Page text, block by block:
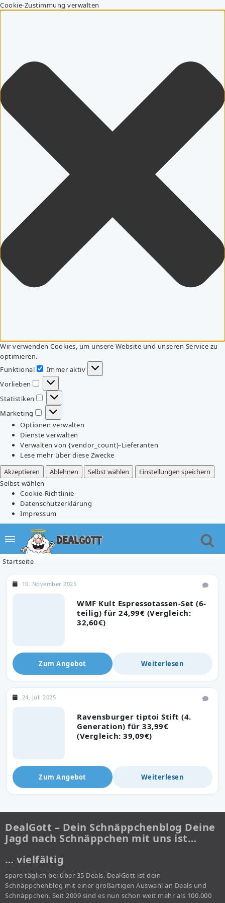
Cookie-Zustimmung verwalten
Wir verwenden Cookies, um unsere Website und unseren Service zu
optimieren.
Funktional
Funktional
Immer aktiv
Vorlieben
Vorlieben
Statistiken
Statistiken
Marketing
Marketing
Optionen verwalten
Dienste verwalten
Verwalten von {vendor_count}-Lieferanten
Lese mehr über diese Zwecke
Akzeptieren
Ablehnen Selbst wählen
Einstellungen speichern
Selbst wählen
Cookie-Richtlinie
Datenschutzerklärung
Impressum
Startseite
WMF Kult Espressotassen-Set (6-
teilig) für 24,99€ (Vergleich:
32,60€)
10. November 2025
Zum Angebot Weiterlesen
Ravensburger tiptoi Stift (4.
Generation) für 33,99€
(Vergleich: 39,09€)
24. Juli 2025
Zum Angebot Weiterlesen
DealGott – Dein Schnäppchenblog Deine
Jagd nach Schnäppchen mit uns ist…
… vielfältig
spare täglich bei über 35 Deals. DealGott ist dein
Schnäppchenblog mit einer großartigen Auswahl an Deals und
Schnäppchen. Seit 2009 sind es nun schon weit mehr als 100.000